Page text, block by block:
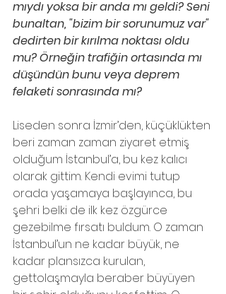
mıydı yoksa bir anda mı geldi? Seni
bunaltan, "bizim bir sorunumuz var"
dedirten bir kırılma noktası oldu
mu? Örneğin trafiğin ortasında mı
düşündün bunu veya deprem
felaketi sonrasında mı?
Liseden sonra İzmir’den, küçüklükten
beri zaman zaman ziyaret etmiş
olduğum İstanbul’a, bu kez kalıcı
olarak gittim. Kendi evimi tutup
orada yaşamaya başlayınca, bu
şehri belki de ilk kez özgürce
gezebilme fırsatı buldum. O zaman
İstanbul’un ne kadar büyük, ne
kadar plansızca kurulan,
gettolaşmayla beraber büyüyen